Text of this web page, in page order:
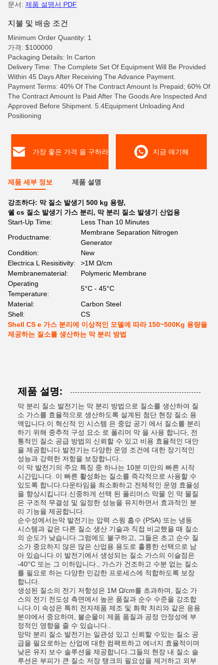
문서: 제품 설명서 PDF
지불 및 배송 조건
Minimum Order Quantity: 1
가격: $100000
Packaging Details: In Carton
Delivery Time: The Complete Set Of Equipment Will Be Provided
Within 45 Days After Receiving The Advance Payment.
Payment Terms: 40% Of The Contract Amount Is Prepaid; 60% Of
The Contract Amount Is Paid After The Goods Are Inspected And
Approved Before Shipment. 5.4Equipment Unloading And
Positioning
가장 좋은 가격 을 구하라 지금 얘기해
제품 세부 정보 제품 설명
강조하다: 막 질소 발생기 500 kg 용량,
쉘 cs 질소 발생기 가스 분리 , 막 분리 질소 발생기 산업용
Start-Up Time:
Less Than 10 Minutes
Productname:
Membrane Separation Nitrogen
Generator
Condition:
New
Electrica L Resisitivity:
>1M Ω/cm
Membranematerial:
Polymeric Membrane
Operating
Temperature:
5°C - 45°C
Material:
Carbon Steel
Shell:
CS
Shell CS e 가스 분리에 이상적인 모델에 따라 150~500Kg 용량을
제공하는 질소를 생산하는 막 분리 방법
제품 설명:
막 분리 질소 발전기는 막 분리 방법으로 질소를 생산하여 질
소 가스를 효율적으로 생산하도록 설계된 첨단 현장 질소 용
액입니다.이 혁신적 인 시스템 은 중압 공기 에서 질소를 분리
하기 위해 중추적 구성 요소 로 폴리머 막 을 사용 합니다, 전
통적인 질소 공급 방법의 신뢰할 수 있고 비용 효율적인 대안
을 제공합니다.발전기는 다양한 운영 조건에 대한 장기적인
성능과 강력한 저항을 보장합니다..
이 막 발전기의 주요 특징 중 하나는 10분 미만의 빠른 시작
시간입니다. 이 빠른 활성화는 질소를 즉각적으로 사용할 수
있도록 합니다.다운타임을 최소화하고 전체적인 운영 효율성
을 향상시킵니다.신중하게 선택 된 폴리머스 막물 인 막 물질
은 구조적 무결성 및 일정한 성능을 유지하면서 효과적인 분
리 기능을 제공합니다.
순수성에서는막 발전기는 압력 스윙 흡수 (PSA) 또는 냉동
시스템과 같은 다른 질소 생산 기술과 직접 비교했을 때 질소
의 순도가 낮습니다.그럼에도 불구하고, 그들은 초고 순수 질
소가 중요하지 않은 많은 산업용 용도로 훌륭한 선택으로 남
아 있습니다.이 발전기에서 생성되는 질소 가스의 이슬점은
-40°C 또는 그 이하입니다., 가스가 건조하고 수분 없는 질소
를 필요로 하는 다양한 민감한 프로세스에 적합하도록 보장
합니다.
생성된 질소의 전기 저항성은 1M Ω/cm를 초과하며, 질소 가
스의 전기 전도성 측면에서 높은 품질과 순수 수준을 강조합
니다.이 속성은 특히 전자제품 제조 및 화학 처리와 같은 응용
분야에서 중요하며, 불순물이 제품 품질과 공정 안정성에 부
정적인 영향을 줄 수 있습니다..
망막 분리 질소 발전기는 일관성 있고 신뢰할 수있는 질소 공
급을 필요로하는 산업에 대한 컴팩트하고 에너지 효율적이며
낮은 유지 보수 솔루션을 제공합니다.그들의 현장 내 질소 솔
루션은 부피가 큰 질소 저장 탱크의 필요성을 제거하고 외부